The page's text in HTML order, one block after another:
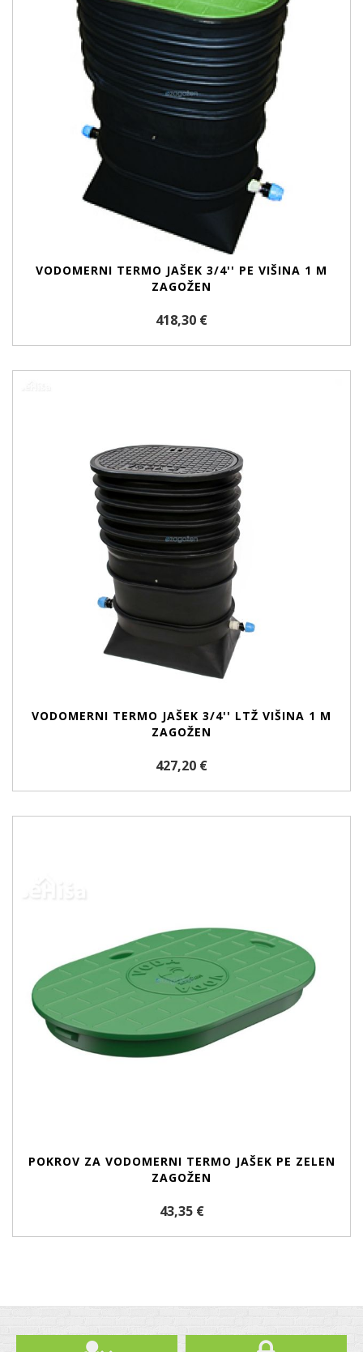
VODOMERNI TERMO JAŠEK 3/4'' PE VIŠINA 1 M
ZAGOŽEN
418,30 €
VODOMERNI TERMO JAŠEK 3/4'' LTŽ VIŠINA 1 M
ZAGOŽEN
427,20 €
POKROV ZA VODOMERNI TERMO JAŠEK PE ZELEN
ZAGOŽEN
43,35 €